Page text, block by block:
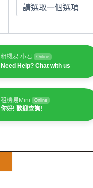
租機易 小君 Online
Need Help? Chat with us
租機易Mini Online
你好! 歡迎查詢!